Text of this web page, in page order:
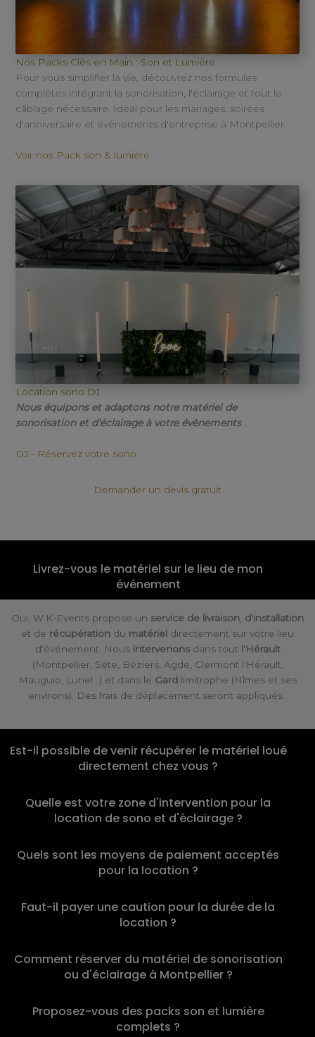
Nos Packs Clés en Main : Son et Lumière
Pour vous simplifier la vie, découvrez nos formules
complètes intégrant la sonorisation, l'éclairage et tout le
câblage nécessaire. Idéal pour les mariages, soirées
d'anniversaire et événements d'entreprise à Montpellier.
Voir nos Pack son & lumière
Location sono DJ
Nous équipons et adaptons notre matériel de
sonorisation et d'éclairage à votre évènements .
DJ - Réservez votre sono
Demander un devis gratuit
Livrez-vous le matériel sur le lieu de mon
événement
Oui, W.K-Events propose un service de livraison d'installation
et de récupération du matériel directement sur votre lieu
d'événement. Nous intervenonsdans tout l'Hérault
(Montpellier, Sète, Béziers, Agde, Clermont l'Hérault,
Mauguio, Lunel…) et dans le Gard limitrophe (Nîmes et ses
environs). Des frais de déplacement seront appliqués.
Est-il possible de venir récupérer le matériel loué
directement chez vous ?
Quelle est votre zone d'intervention pour la
location de sono et d'éclairage ?
Quels sont les moyens de paiement acceptés
pour la location ?
Faut-il payer une caution pour la durée de la
location ?
Comment réserver du matériel de sonorisation
ou d'éclairage à Montpellier ?
Proposez-vous des packs son et lumière
complets ?